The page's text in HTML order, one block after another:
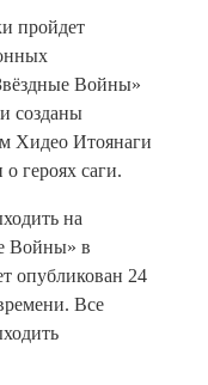
пройдет
Войны»
созданы
Хидео Итоянаги
героях саги.
на
Войны» в
опубликован 24
Все